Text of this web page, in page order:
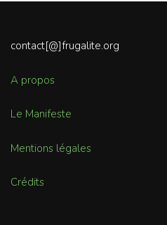
contact[@]frugalite.org
A propos
Le Manifeste
Mentions légales
Crédits